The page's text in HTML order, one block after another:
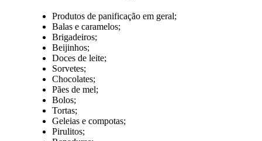
Produtos de panificação em geral;
Balas e caramelos;
Brigadeiros;
Beijinhos;
Doces de leite;
Sorvetes;
Chocolates;
Pães de mel;
Bolos;
Tortas;
Geleias e compotas;
Pirulitos;